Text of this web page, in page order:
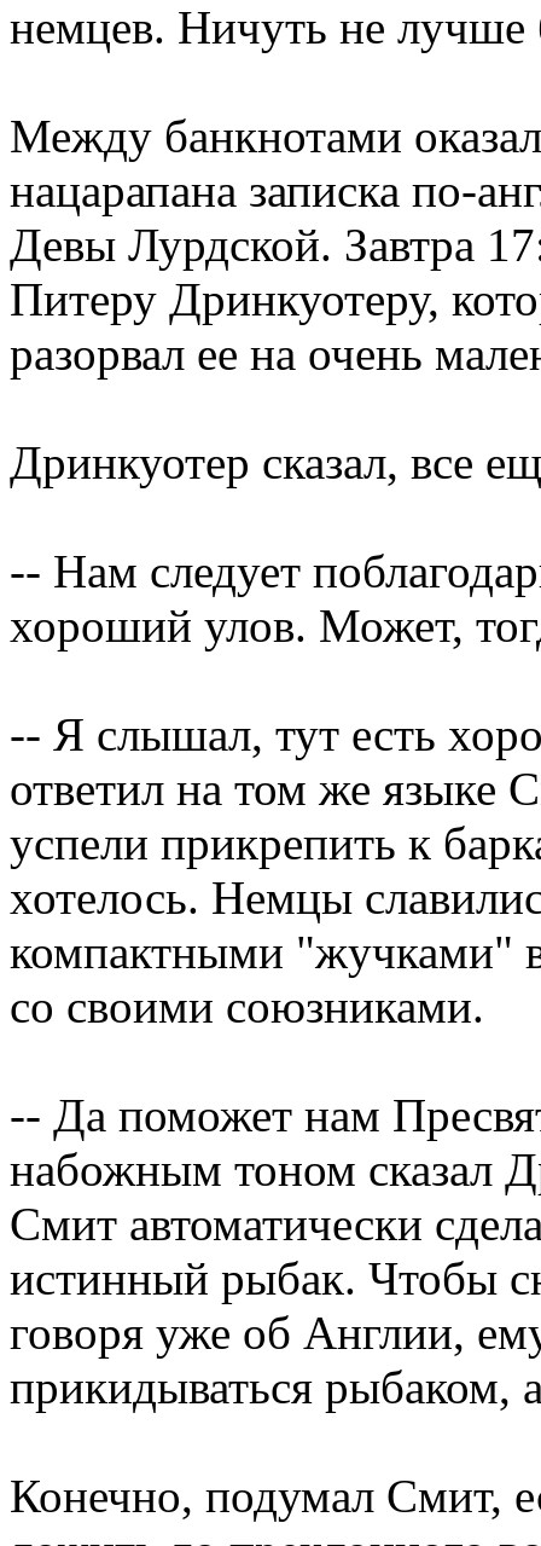
немцев. Ничуть не
Между банкнотами
нацарапана записка по-
Девы Лурдской. Завтра
Питеру Дринкуотеру,
разорвал ее на очень
Дринкуотер сказал, все
-- Нам следует
хороший улов. Может,
-- Я слышал, тут есть
ответил на том же языке
успели прикрепить к
хотелось. Немцы
компактными "жучками"
со своими союзниками.
-- Да поможет нам
набожным тоном сказал
Смит автоматически
истинный рыбак. Чтобы
говоря уже об Англии,
прикидываться рыбаком,
Конечно, подумал Смит,